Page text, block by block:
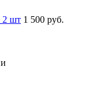
2 шт 1 500 руб.